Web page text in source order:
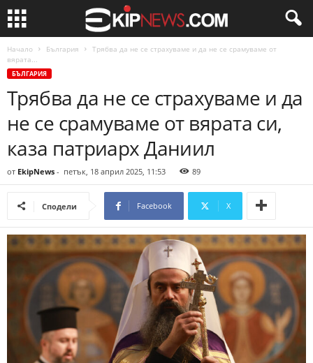
Начало България
Трябва да не се страхуваме и да не се срамуваме от
вярата...
БЪЛГАРИЯ
Трябва да не се страхуваме и да
не се срамуваме от вярата си,
каза патриарх Даниил
от EkipNews - петък, 18 април 2025, 11:53 89
Сподели Facebook X